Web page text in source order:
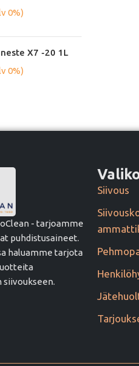
0%)
X7 -20 1L
0%)
- tarjoamme
puhdistusaineet.
haluamme tarjota
Siivous